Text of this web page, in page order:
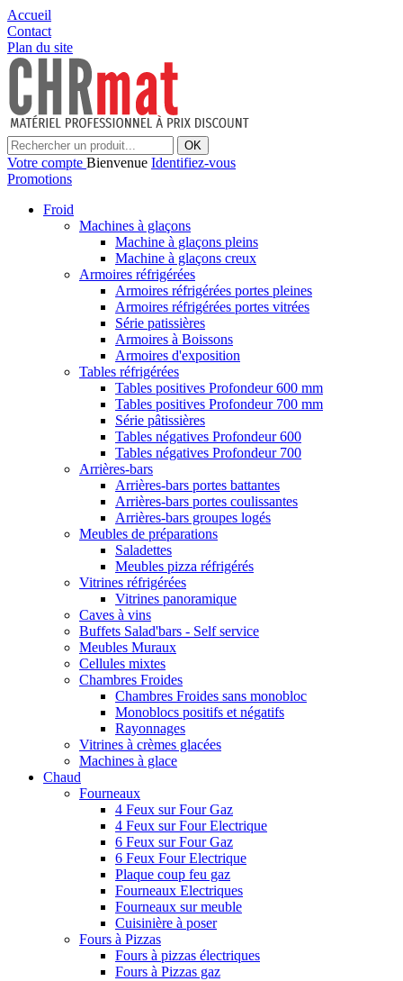
Accueil
Contact
Plan du site
OK
Votre compte Bienvenue Identifiez-vous
Promotions
Froid
Machines à glaçons
Machine à glaçons pleins
Machine à glaçons creux
Armoires réfrigérées
Armoires réfrigérées portes pleines
Armoires réfrigérées portes vitrées
Série patissières
Armoires à Boissons
Armoires d'exposition
Tables réfrigérées
Tables positives Profondeur 600 mm
Tables positives Profondeur 700 mm
Série pâtissières
Tables négatives Profondeur 600
Tables négatives Profondeur 700
Arrières-bars
Arrières-bars portes battantes
Arrières-bars portes coulissantes
Arrières-bars groupes logés
Meubles de préparations
Saladettes
Meubles pizza réfrigérés
Vitrines réfrigérées
Vitrines panoramique
Caves à vins
Buffets Salad'bars - Self service
Meubles Muraux
Cellules mixtes
Chambres Froides
Chambres Froides sans monobloc
Monoblocs positifs et négatifs
Rayonnages
Vitrines à crèmes glacées
Machines à glace
Chaud
Fourneaux
4 Feux sur Four Gaz
4 Feux sur Four Electrique
6 Feux sur Four Gaz
6 Feux Four Electrique
Plaque coup feu gaz
Fourneaux Electriques
Fourneaux sur meuble
Cuisinière à poser
Fours à Pizzas
Fours à pizzas électriques
Fours à Pizzas gaz